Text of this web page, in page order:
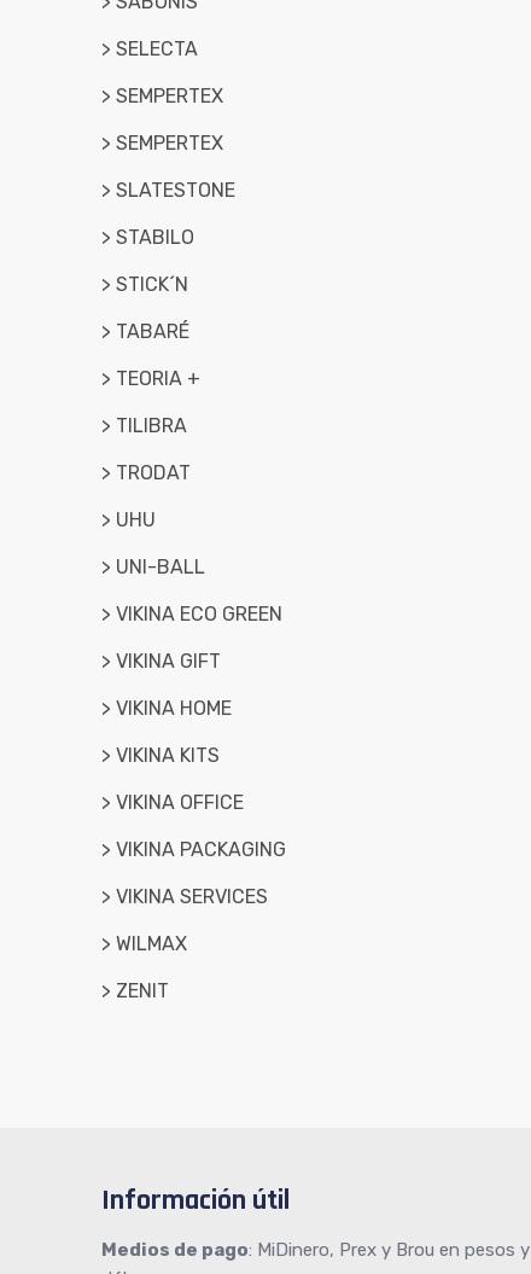
> SELECTA
> SEMPERTEX
> SEMPERTEX
> SLATESTONE
> STABILO
> STICK´N
> TABARÉ
> TEORIA +
> TILIBRA
> TRODAT
> UHU
> UNI-BALL
> VIKINA ECO GREEN
> VIKINA GIFT
> VIKINA HOME
> VIKINA KITS
> VIKINA OFFICE
> VIKINA PACKAGING
> VIKINA SERVICES
> WILMAX
> ZENIT
Información útil
Medios de pago: MiDinero, Prex y Brou en pesos y